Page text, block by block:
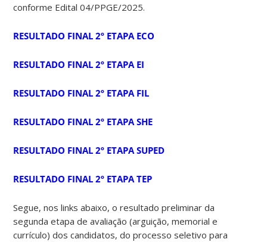
conforme Edital 04/PPGE/2025.
RESULTADO FINAL 2º ETAPA ECO
RESULTADO FINAL 2º ETAPA EI
RESULTADO FINAL 2º ETAPA FIL
RESULTADO FINAL 2º ETAPA SHE
RESULTADO FINAL 2º ETAPA SUPED
RESULTADO FINAL 2º ETAPA TEP
Segue, nos links abaixo, o resultado preliminar da
segunda etapa de avaliação (arguição, memorial e
currículo) dos candidatos, do processo seletivo para